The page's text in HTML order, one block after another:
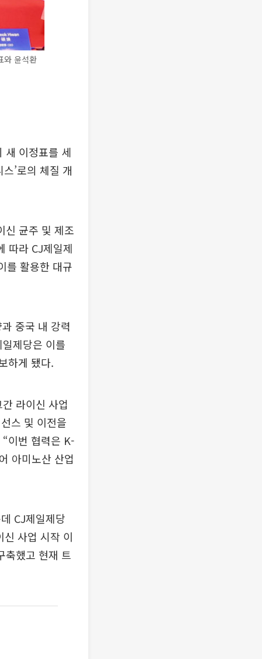
와 윤석환
새 이정표를 세
’로의 체질 개
신 균주 및 제조
따라 CJ제일제
를 활용한 대규
중국 내 강력
제당은 이를
하게 됐다.
라이신 사업
스 및 이전을
이번 협력은 K-
아미노산 산업
CJ제일제당
사업 시작 이
축했고 현재 트